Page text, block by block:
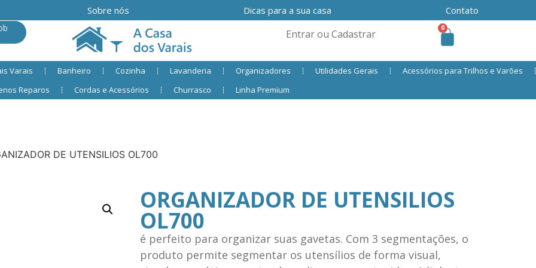
Sobre nós Dicas para a sua casa Contato
Entrar ou Cadastrar 0
Varais Banheiro Cozinha Lavanderia Organizadores Utilidades Gerais
Acessórios para Trilhos e Varões
Reparos
Cordas e Acessórios Churrasco Linha Premium
DE UTENSILIOS OL700
ORGANIZADOR DE UTENSILIOS
OL700
é perfeito para organizar suas gavetas. Com 3 segmentações, o
produto permite segmentar os utensílios de forma visual,